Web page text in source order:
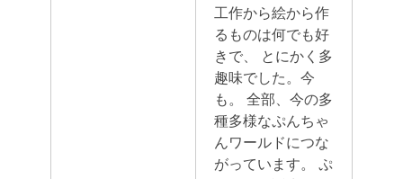
工作から絵から作
るものは何でも好
きで、 とにかく多
趣味でした。今
も。
全部、今の多
種多様なぷんちゃ
んワールドにつな
がっています。
ぷ